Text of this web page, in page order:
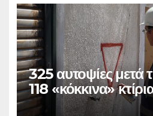
325 αυτοψίες μετά
118 «κόκκινα»